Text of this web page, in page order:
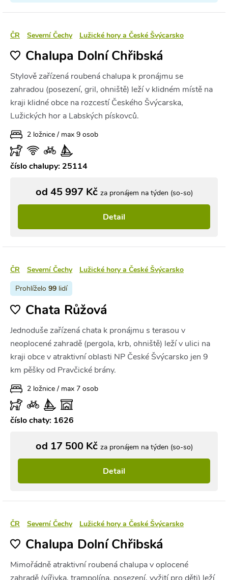
ČR Severní Čechy Lužické hory a České Švýcarsko
Chalupa Dolní Chřibská
Stylově zařízená roubená chalupa k pronájmu se
zahradou (posezení, gril, ohniště) leží v klidném místě na
kraji klidné obce na rozcestí Českého Švýcarska,
Lužických hor a Labských pískovců.
2 ložnice / max 9 osob
číslo chalupy: 25114
od 45 997 Kč za pronájem na týden (so-so)
Detail
ČR Severní Čechy Lužické hory a České Švýcarsko
Prohlíželo 99 lidí
Chata Růžová
Jednoduše zařízená chata k pronájmu s terasou v
neoplocené zahradě (pergola, krb, ohniště) leží v ulici na
kraji obce v atraktivní oblasti NP České Švýcarsko jen 9
km pěšky od Pravčické brány.
2 ložnice / max 7 osob
číslo chaty: 1626
od 17 500 Kč za pronájem na týden (so-so)
Detail
ČR Severní Čechy Lužické hory a České Švýcarsko
Chalupa Dolní Chřibská
Mimořádně atraktivní roubená chalupa v oplocené